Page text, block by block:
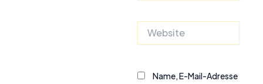
Name, E-Mail-Adresse